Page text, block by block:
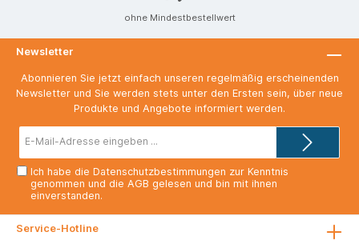
ohne Mindestbestellwert
Newsletter
Abonnieren Sie jetzt einfach unseren regelmäßig erscheinenden
Newsletter und Sie werden stets unter den Ersten sein, über neue
Produkte und Angebote informiert werden.
Mail-
Ich habe die Datenschutzbestimmungen zur Kenntnis
genommen und die AGB gelesen und bin mit ihnen
einverstanden.
Service-Hotline